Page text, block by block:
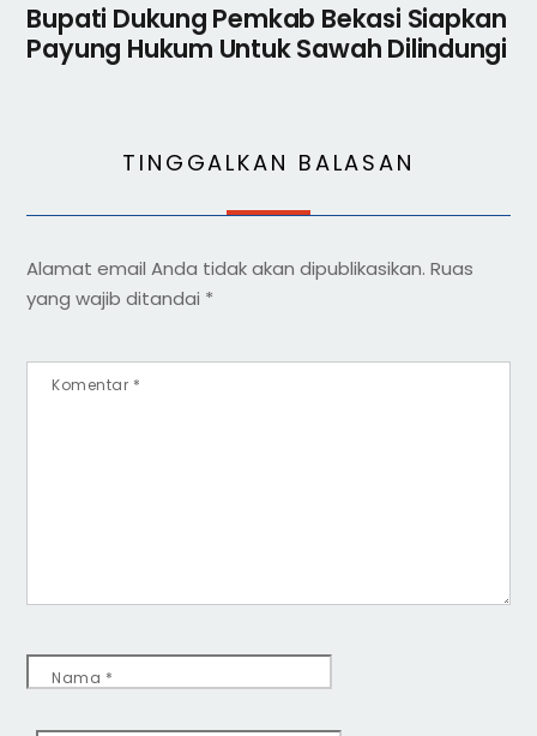
Bupati Dukung Pemkab Bekasi Siapkan
Payung Hukum Untuk Sawah Dilindungi
TINGGALKAN BALASAN
Alamat email Anda tidak akan dipublikasikan. Ruas
yang wajib ditandai *
Komentar *
Nama *